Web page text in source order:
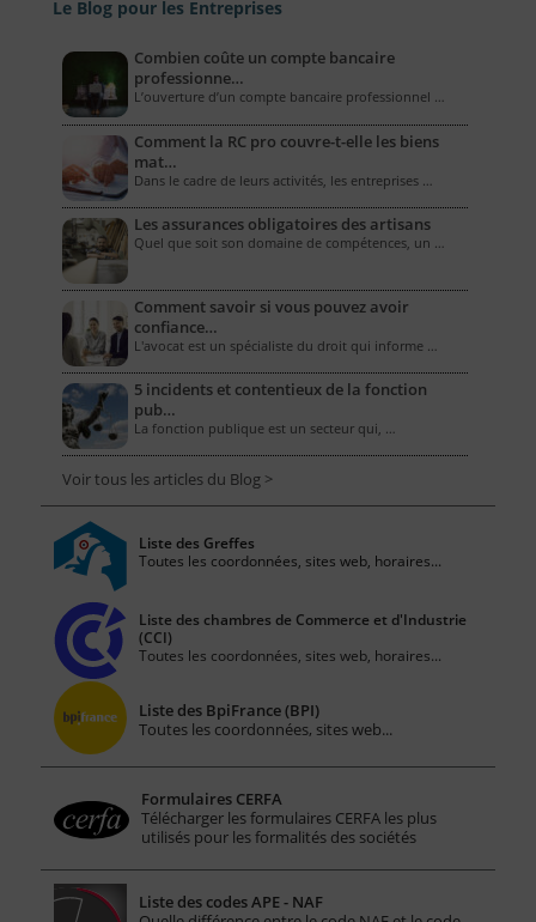
Le Blog pour les Entreprises
Combien coûte un compte bancaire
professionne…
L’ouverture d’un compte bancaire professionnel …
Comment la RC pro couvre-t-elle les biens
mat…
Dans le cadre de leurs activités, les entreprises …
Les assurances obligatoires des artisans
Quel que soit son domaine de compétences, un …
Comment savoir si vous pouvez avoir
confiance…
L'avocat est un spécialiste du droit qui informe …
5 incidents et contentieux de la fonction
pub…
La fonction publique est un secteur qui, …
Voir tous les articles du Blog >
Liste des Greffes
Toutes les coordonnées, sites web, horaires...
Liste des chambres de Commerce et d'Industrie
(CCI)
Toutes les coordonnées, sites web, horaires...
Liste des BpiFrance (BPI)
Toutes les coordonnées, sites web...
Formulaires CERFA
Télécharger les formulaires CERFA les plus
utilisés pour les formalités des sociétés
Liste des codes APE - NAF